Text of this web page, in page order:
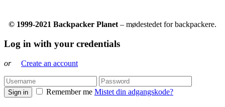
© 1999-2021 Backpacker Planet – mødestedet for backpackere.
Log in with your credentials
or Create an account
Sign in Remember me Mistet din adgangskode?